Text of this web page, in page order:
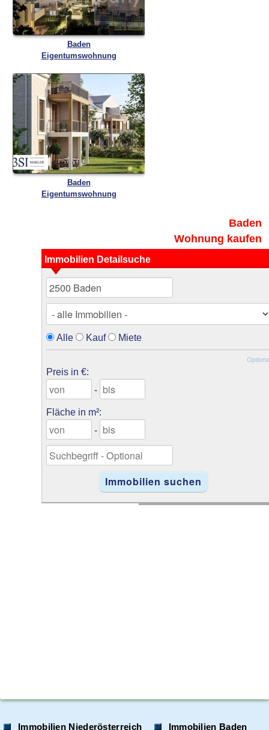
Baden
Eigentumswohnung
Baden
Eigentumswohnung
Baden
Wohnung kaufen
Immobilien Detailsuche
Alle Kauf Miete
Preis in €:
-
Fläche in m²:
-
Immobilien Niederösterreich Immobilien Baden